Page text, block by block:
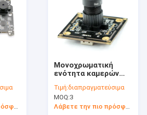
Λάβετε την πιο πρόσφατη τιμή
Μονοχρωματική
ενότητα καμερών
εικόνας 5MP με τον
αισθητήρα
ημιαγωγών MT9P031
Τιμή:διαπραγματεύσιμα
MOQ:3
Λάβετε την πιο πρόσφατη τιμή